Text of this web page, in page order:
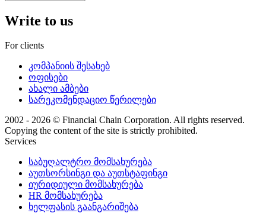
Write to us
For clients
კომპანიის შესახებ
ოფისები
ახალი ამბები
სარეკომენდაციო წერილები
2002 - 2026 © Financial Chain Corporation. All rights reserved.
Copying the content of the site is strictly prohibited.
Services
საბუღალტრო მომსახურება
აუთსორსინგი და აუთსტაფინგი
იურიდიული მომსახურება
HR მომსახურება
ხელფასის გაანგარიშება